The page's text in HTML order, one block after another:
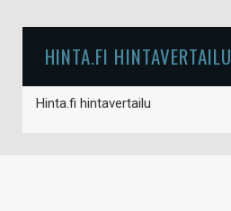
HINTA.FI HINTAVERTAILU
Hinta.fi hintavertailu